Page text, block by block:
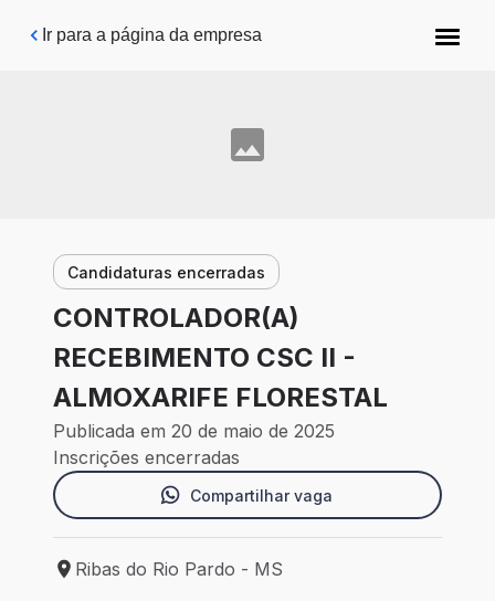
Pular para o conteúdo principal
Ir para a página da empresa
Candidaturas encerradas
CONTROLADOR(A)
RECEBIMENTO CSC II -
ALMOXARIFE FLORESTAL
Publicada em 20 de maio de 2025
Inscrições encerradas
Compartilhar vaga
Local de trabalho: Ribas do Rio Pardo - MS
Ribas do Rio Pardo - MS